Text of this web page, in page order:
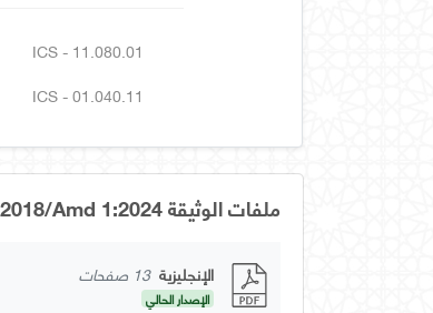
ICS - 11.080.01
ICS - 01.040.11
ملفات الوثيقة ISO 11139:2018/Amd 1:2024
الإنجليزية 13 صفحات
الإصدار الحالي